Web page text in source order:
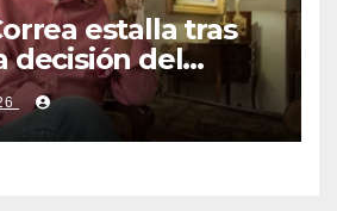
estalla tras
decisión del
su caso